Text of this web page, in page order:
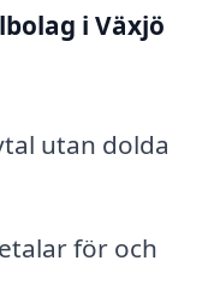
i Växjö
utan dolda
för och